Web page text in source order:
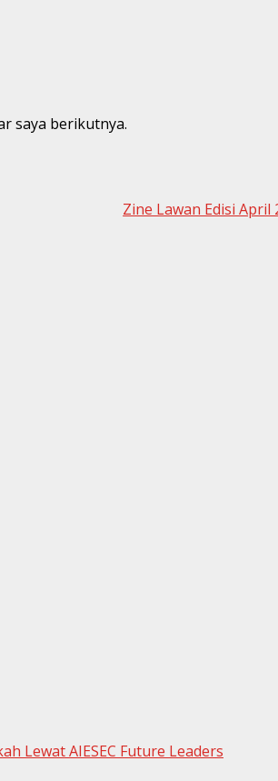
saya berikutnya.
Zine Lawan Edisi April
Lewat AIESEC Future Leaders